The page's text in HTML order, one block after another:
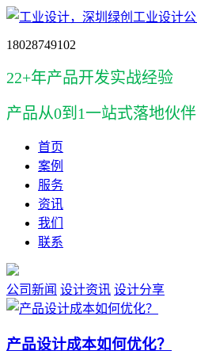
18028749102
22+年产品开发实战经验
产品从0到1一站式落地伙伴
首页
案例
服务
资讯
我们
联系
公司新闻 设计资讯 设计分享
产品设计成本如何优化？